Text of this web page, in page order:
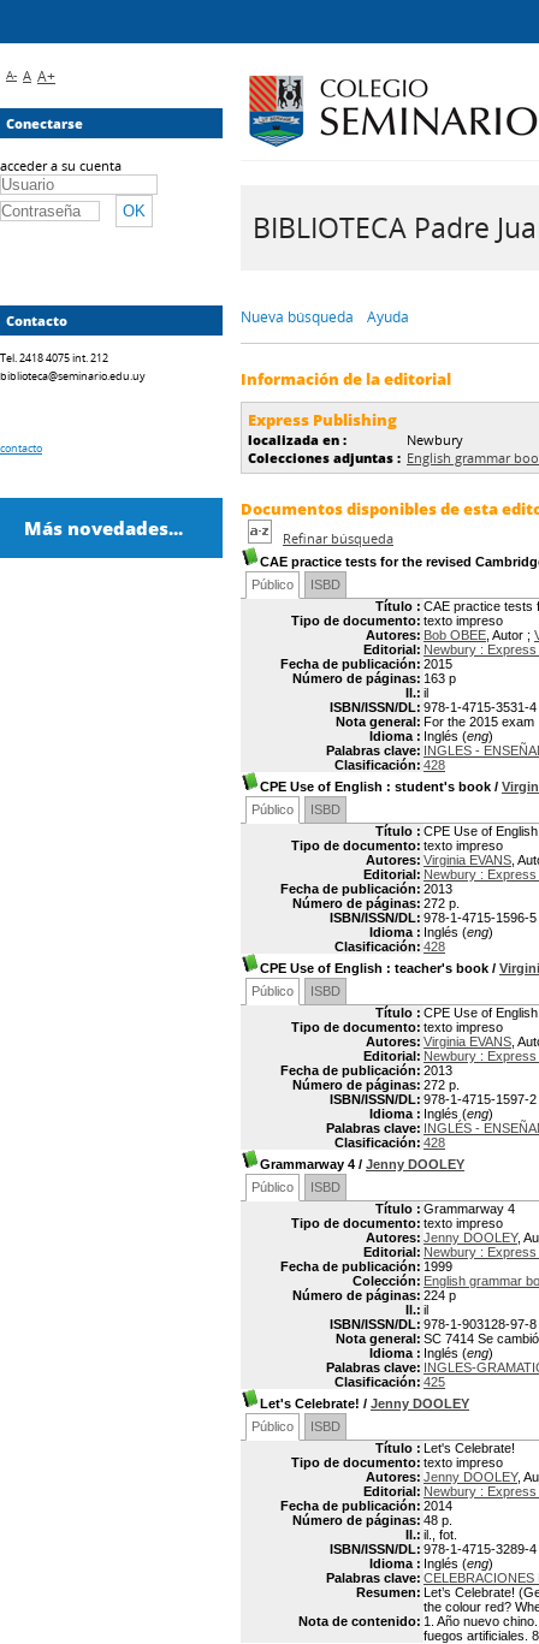
BIBLIOTECA Padre
Nueva búsqueda Ayuda
Información de la editorial
Express Publishing
localizada en :
Newbury
Colecciones adjuntas : English grammar
Documentos disponibles de esta
Refinar búsqueda
CAE practice tests for the revised
Público
ISBD
Título : CAE practice tests
Tipo de documento: texto impreso
Autores: Bob OBEE , Autor ;
Editorial: Newbury : Express
Fecha de publicación: 2015
Número de páginas: 163 p
Il.: il
ISBN/ISSN/DL: 978-1-4715-3531-4
Nota general: For the 2015 exam
Idioma : Inglés (eng)
Palabras clave: INGLES -
Clasificación: 428
CPE Use of English : student's book /
Público
ISBD
Título : CPE Use of
Tipo de documento: texto impreso
Autores: Virginia EVANS ,
Editorial: Newbury : Express
Fecha de publicación: 2013
Número de páginas: 272 p.
ISBN/ISSN/DL: 978-1-4715-1596-5
Idioma : Inglés (eng)
Clasificación: 428
CPE Use of English : teacher's book /
Público
ISBD
Título : CPE Use of
Tipo de documento: texto impreso
Autores: Virginia EVANS ,
Editorial: Newbury : Express
Fecha de publicación: 2013
Número de páginas: 272 p.
ISBN/ISSN/DL: 978-1-4715-1597-2
Idioma : Inglés (eng)
Palabras clave: INGLÉS -
Clasificación: 428
Grammarway 4 / Jenny DOOLEY
Público
ISBD
Título : Grammarway 4
Tipo de documento: texto impreso
Autores: Jenny DOOLEY,
Editorial: Newbury : Express
Fecha de publicación: 1999
Colección: English grammar
Número de páginas: 224 p
Il.: il
ISBN/ISSN/DL: 978-1-903128-97-8
Nota general: SC 7414 Se
Idioma : Inglés (eng)
Palabras clave: INGLES-
Clasificación: 425
Let's Celebrate! / Jenny DOOLEY
Público
ISBD
Título : Let's Celebrate!
Tipo de documento: texto impreso
Autores: Jenny DOOLEY,
Editorial: Newbury : Express
Fecha de publicación: 2014
Número de páginas: 48 p.
Il.: il., fot.
ISBN/ISSN/DL: 978-1-4715-3289-4
Idioma : Inglés (eng)
Palabras clave: CELEBRACIONES
Resumen: Let’s Celebrate!
the colour red?
Nota de contenido: 1. Año nuevo
fuegos artificiales.
A- A A+
Conectarse
acceder a su cuenta
Contacto
Tel. 2418 4075 int. 212
biblioteca@seminario.edu.uy
contacto
Más novedades...